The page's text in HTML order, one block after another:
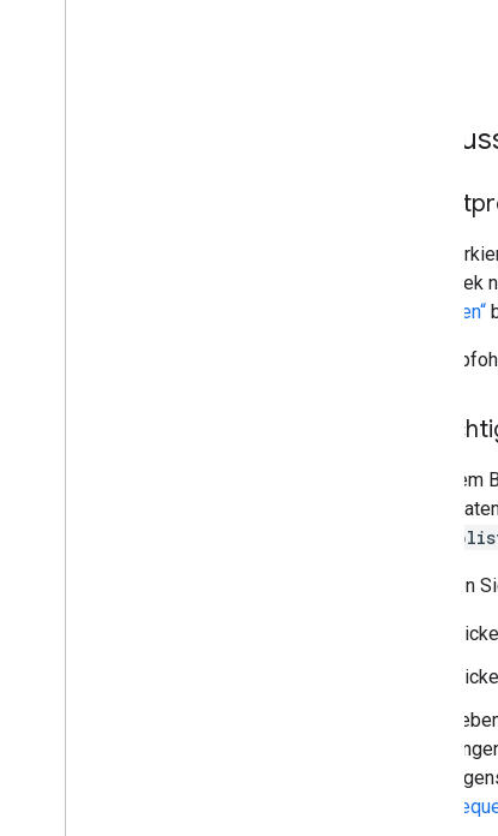
Das
Bibliothek
einrichten“
Die
In diesem
So fügen